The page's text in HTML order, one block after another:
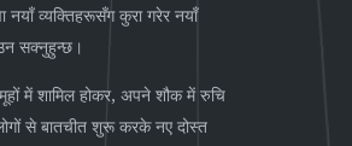
नयाँ व्यक्तिहरूसँग कुरा गरेर नयाँ
सक्नुहुन्छ।
में शामिल होकर, अपने शौक में रुचि
से बातचीत शुरू करके नए दोस्त